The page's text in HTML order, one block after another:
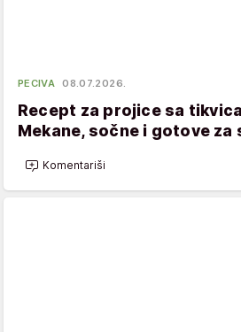
PECIVA 08.07.2026.
Recept za projice sa
Mekane, sočne i gotove za
Komentariši